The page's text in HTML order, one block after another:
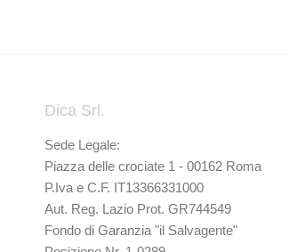
Dica Srl.
Sede Legale:
Piazza delle crociate 1 - 00162 Roma
P.Iva e C.F. IT13366331000
Aut. Reg. Lazio Prot. GR744549
Fondo di Garanzia "il Salvagente"